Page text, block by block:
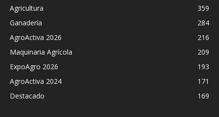
Agricultura
359
Ganadería
284
AgroActiva 2026
216
Maquinaria Agrícola
209
ExpoAgro 2026
193
AgroActiva 2024
171
Destacado
169